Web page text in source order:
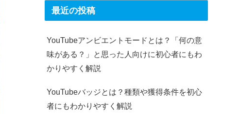
最近の投稿
YouTubeアンビエントモードとは？「何の意
味がある？」と思った人向けに初心者にもわ
かりやすく解説
YouTubeバッジとは？種類や獲得条件を初心
者にもわかりやすく解説